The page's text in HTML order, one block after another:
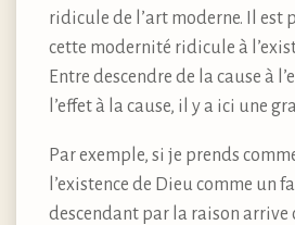
ridicule de l’art moderne. Il est
cette modernité ridicule à
Entre descendre de la cause à
l’effet à la cause, il y a ici une
Par exemple, si je prends
l’existence de Dieu comme un
descendant par la raison arrive